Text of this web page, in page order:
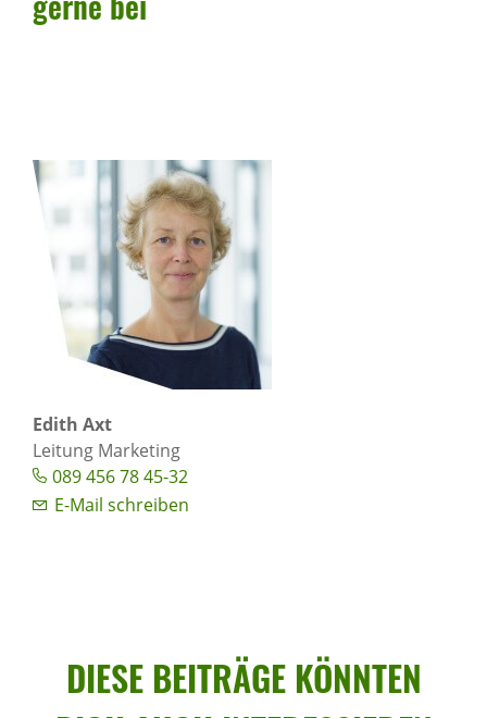
Edith Axt
Leitung Marketing
089 456 78 45-32
E-Mail schreiben
DIESE BEITRÄGE KÖNNTEN